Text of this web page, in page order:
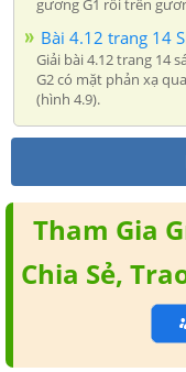
gương G1 rồi trên
Bài 4.12 trang 14
Giải bài 4.12 trang 14
G2 có mặt phản xạ
(hình 4.9).
Tham Gia
Chia Sẻ,